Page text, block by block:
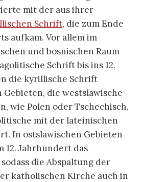
mit der aus ihrer
Schrift, die zum Ende
aufkam. Vor allem im
und bosnischen Raum
Schrift bis ins 12.
die kyrillische Schrift
die westslawische
wie Polen oder Tschechisch,
mit der lateinischen
In ostslawischen Gebieten
12. Jahrhundert das
die Abspaltung der
katholischen Kirche auch in